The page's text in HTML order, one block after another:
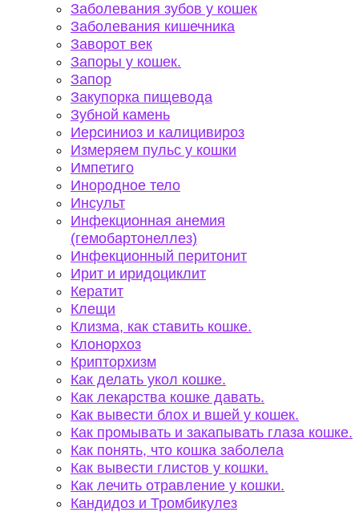
Заболевания зубов у кошек
Заболевания кишечника
Заворот век
Запоры у кошек.
Запор
Закупорка пищевода
Зубной камень
Иерсиниоз и калицивироз
Измеряем пульс у кошки
Импетиго
Инородное тело
Инсульт
Инфекционная анемия
(гемобартонеллез)
Инфекционный перитонит
Ирит и иридоциклит
Кератит
Клещи
Клизма, как ставить кошке.
Клонорхоз
Крипторхизм
Как делать укол кошке.
Как лекарства кошке давать.
Как вывести блох и вшей у кошек.
Как промывать и закапывать глаза кошке.
Как понять, что кошка заболела
Как вывести глистов у кошки.
Как лечить отравление у кошки.
Кандидоз и Тромбикулез